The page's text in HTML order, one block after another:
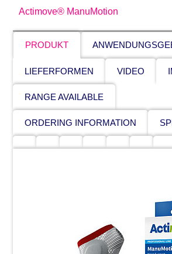
Actimove® ManuMotion
PRODUKT
LIEFERFORMEN VIDEO
RANGE AVAILABLE
ORDERING INFORMATION